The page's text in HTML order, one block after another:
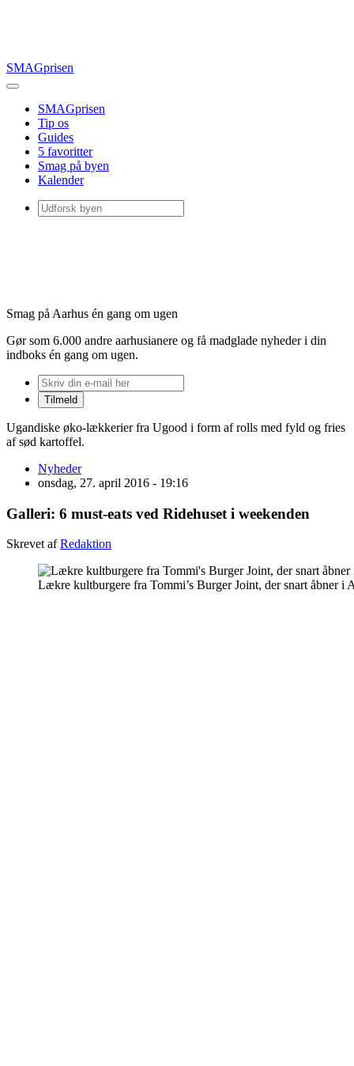
SMAGprisen
SMAGprisen
Tip os
Guides
5 favoritter
Smag på byen
Kalender
Smag på Aarhus én gang om ugen
Gør som 6.000 andre aarhusianere og få madglade nyheder i din
indboks én gang om ugen.
Ugandiske øko-lækkerier fra Ugood i form af rolls med fyld og fries
af sød kartoffel.
Nyheder
onsdag, 27. april 2016 - 19:16
Galleri: 6 must-eats ved Ridehuset i weekenden
Skrevet afRedaktion
Lækre kultburgere fra Tommi’s Burger Joint, der snart åbner i